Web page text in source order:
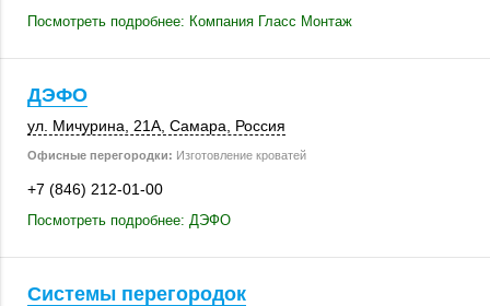
Посмотреть подробнее: Компания Гласс Монтаж
ДЭФО
ул. Мичурина 21А Самара Россия
Офисные перегородки: Изготовление кроватей
+7 (846) 212-01-00
Посмотреть подробнее: ДЭФО
Системы перегородок